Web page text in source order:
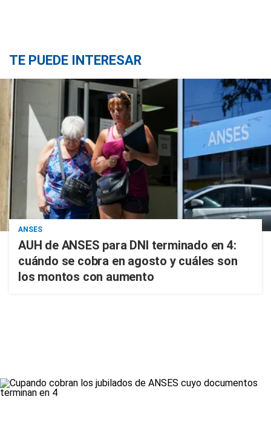
TE PUEDE INTERESAR
ANSES
AUH de ANSES para DNI terminado en 4:
cuándo se cobra en agosto y cuáles son
los montos con aumento